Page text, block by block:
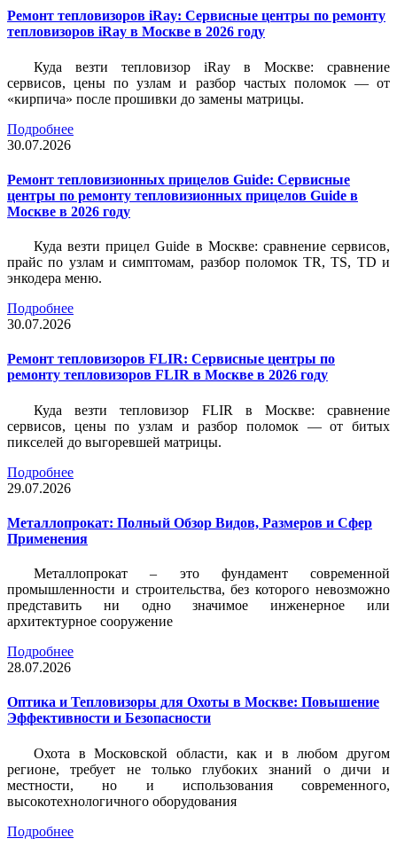
Ремонт тепловизоров iRay: Сервисные центры по ремонту
тепловизоров iRay в Москве в 2026 году
Куда везти тепловизор iRay в Москве: сравнение
сервисов, цены по узлам и разбор частых поломок — от
«кирпича» после прошивки до замены матрицы.
Подробнее
30.07.2026
Ремонт тепловизионных прицелов Guide: Сервисные
центры по ремонту тепловизионных прицелов Guide в
Москве в 2026 году
Куда везти прицел Guide в Москве: сравнение сервисов,
прайс по узлам и симптомам, разбор поломок TR, TS, TD и
энкодера меню.
Подробнее
30.07.2026
Ремонт тепловизоров FLIR: Сервисные центры по
ремонту тепловизоров FLIR в Москве в 2026 году
Куда везти тепловизор FLIR в Москве: сравнение
сервисов, цены по узлам и разбор поломок — от битых
пикселей до выгоревшей матрицы.
Подробнее
29.07.2026
Металлопрокат: Полный Обзор Видов, Размеров и Сфер
Применения
Металлопрокат – это фундамент современной
промышленности и строительства, без которого невозможно
представить ни одно значимое инженерное или
архитектурное сооружение
Подробнее
28.07.2026
Оптика и Тепловизоры для Охоты в Москве: Повышение
Эффективности и Безопасности
Охота в Московской области, как и в любом другом
регионе, требует не только глубоких знаний о дичи и
местности, но и использования современного,
высокотехнологичного оборудования
Подробнее